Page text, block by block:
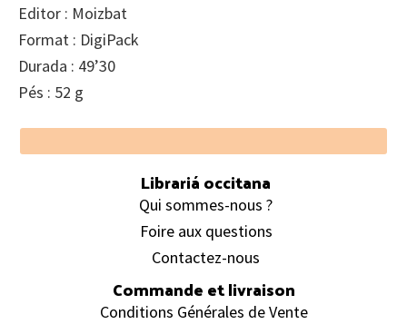
Editor : Moizbat
Format : DigiPack
Durada : 49’30
Pés : 52 g
Footer
Librariá occitana
Qui sommes-nous ?
Foire aux questions
Contactez-nous
Commande et livraison
Conditions Générales de Vente